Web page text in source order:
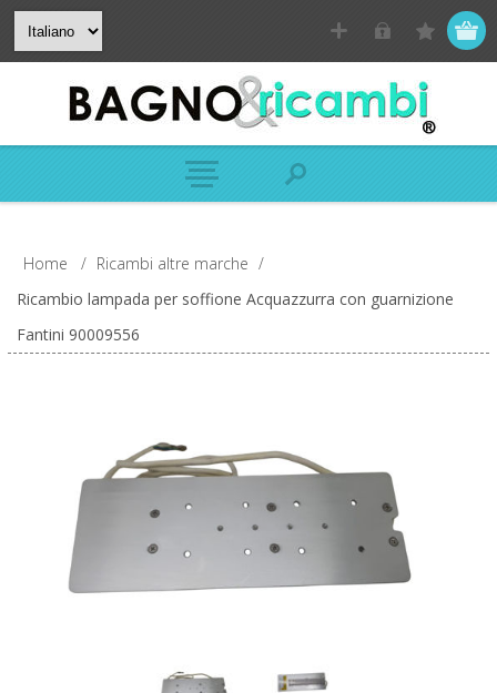
Home / Ricambi altre marche /
Ricambio lampada per soffione Acquazzurra con guarnizione
Fantini 90009556